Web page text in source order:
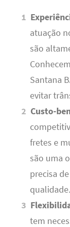
atuação
são
Santana
evitar
Custo-
fretes e
são uma
precisa
qualidade.
tem